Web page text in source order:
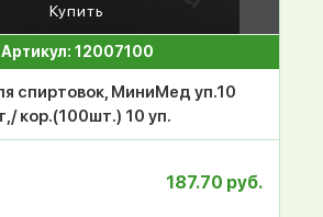
Купить
Артикул: 12007100
спиртовок, МиниМед уп.10
кор.(100шт.) 10 уп.
187.70 руб.